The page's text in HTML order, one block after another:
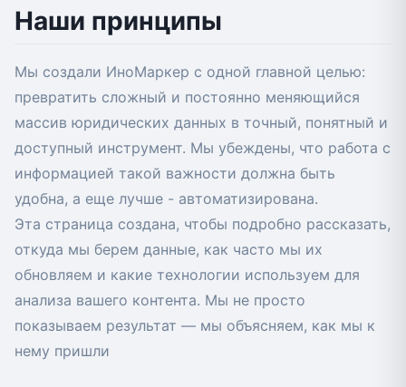
Наши принципы
Мы создали ИноМаркер с одной главной целью:
превратить сложный и постоянно меняющийся
массив юридических данных в точный, понятный и
доступный инструмент. Мы убеждены, что работа с
информацией такой важности должна быть
удобна, а еще лучше - автоматизирована.
Эта страница создана, чтобы подробно рассказать,
откуда мы берем данные, как часто мы их
обновляем и какие технологии используем для
анализа вашего контента. Мы не просто
показываем результат — мы объясняем, как мы к
нему пришли